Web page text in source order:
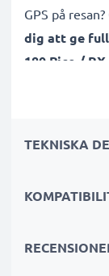
GPS på
dig att ge full
180 Pico /
Denna
tryggt kan
TEKNISKA